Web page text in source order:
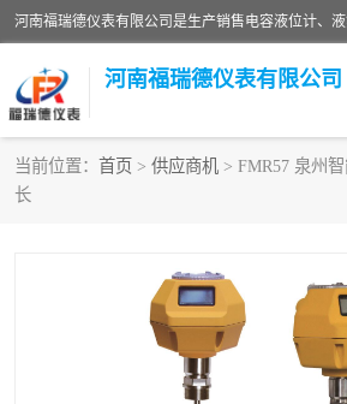
河南福瑞德仪表有限公司
当前位置： 首页 > 供应商机 > FMR57 泉州
长
液氮
液位